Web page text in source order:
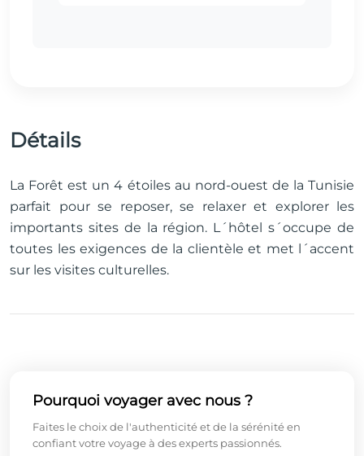
Détails
La Forêt est un 4 étoiles au nord-ouest de la Tunisie
parfait pour se reposer, se relaxer et explorer les
importants sites de la région. L´hôtel s´occupe de
toutes les exigences de la clientèle et met l´accent
sur les visites culturelles.
Pourquoi voyager avec nous ?
Faites le choix de l'authenticité et de la sérénité en
confiant votre voyage à des experts passionnés.